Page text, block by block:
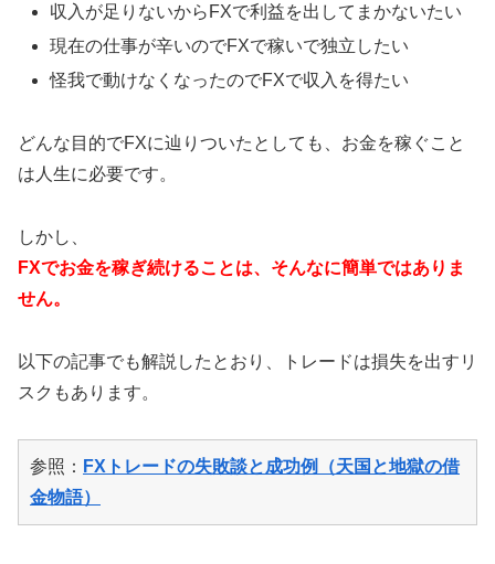
収入が足りないからFXで利益を出してまかないたい
現在の仕事が辛いのでFXで稼いで独立したい
怪我で動けなくなったのでFXで収入を得たい
どんな目的でFXに辿りついたとしても、お金を稼ぐこと
は人生に必要です。
しかし、
FXでお金を稼ぎ続けることは、そんなに簡単ではありま
せん。
以下の記事でも解説したとおり、トレードは損失を出すリ
スクもあります。
参照： FXトレードの失敗談と成功例（天国と地獄の借
金物語）